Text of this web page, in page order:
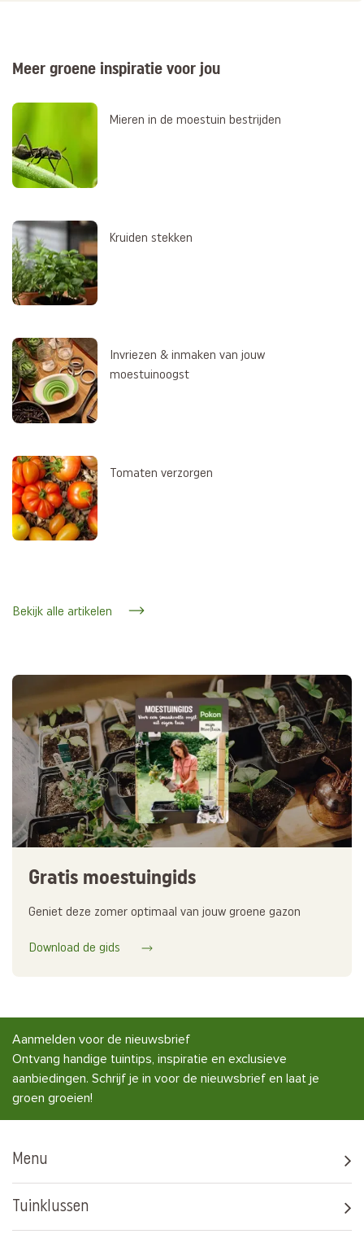
Meer groene inspiratie voor jou
Mieren in de moestuin bestrijden
Kruiden stekken
Invriezen & inmaken van jouw
moestuinoogst
Tomaten verzorgen
Bekijk alle artikelen
Gratis moestuingids
Geniet deze zomer optimaal van jouw groene gazon
Download de gids
Aanmelden voor de nieuwsbrief
Ontvang handige tuintips, inspiratie en exclusieve
aanbiedingen. Schrijf je in voor de nieuwsbrief en laat je
groen groeien!
Menu
Tuinklussen